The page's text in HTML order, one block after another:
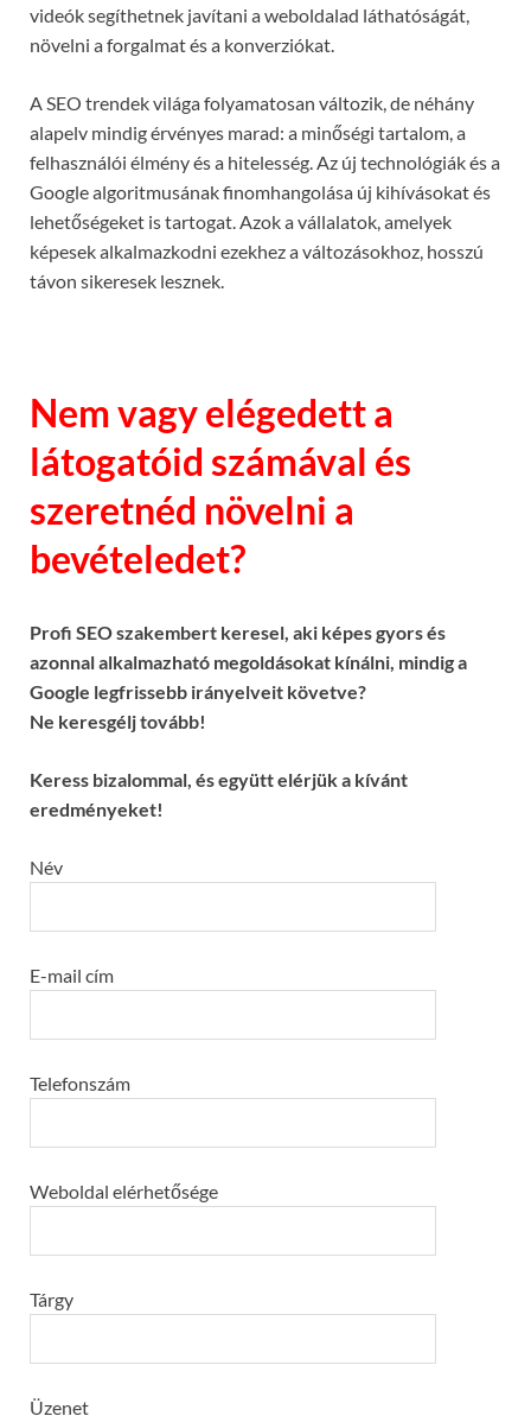
videók segíthetnek javítani a weboldalad láthatóságát,
növelni a forgalmat és a konverziókat.
A SEO trendek világa folyamatosan változik, de néhány
alapelv mindig érvényes marad: a minőségi tartalom, a
felhasználói élmény és a hitelesség. Az új technológiák és a
Google algoritmusának finomhangolása új kihívásokat és
lehetőségeket is tartogat. Azok a vállalatok, amelyek
képesek alkalmazkodni ezekhez a változásokhoz, hosszú
távon sikeresek lesznek.
Nem vagy elégedett a
látogatóid számával és
szeretnéd növelni a
bevételedet?
Profi SEO szakembert keresel, aki képes gyors és
azonnal alkalmazható megoldásokat kínálni, mindig a
Google legfrissebb irányelveit követve?
Ne keresgélj tovább!
Keress bizalommal, és együtt elérjük a kívánt
eredményeket!
Név
E-mail cím
Telefonszám
Weboldal elérhetősége
Tárgy
Üzenet